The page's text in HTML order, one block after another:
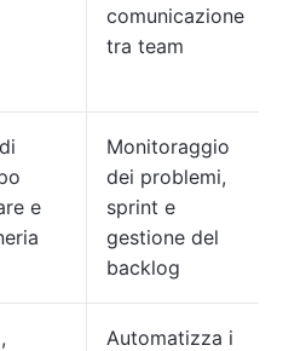
comunicazione
tra team
e
Monitoraggio
dei problemi,
sprint e
gestione del
backlog
Automatizza i